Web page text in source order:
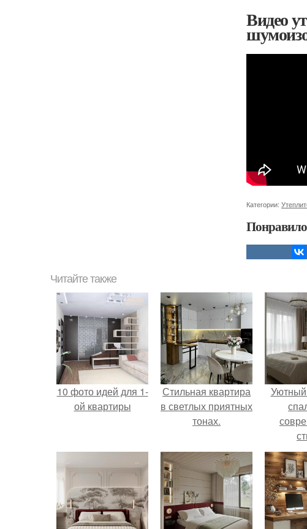
Видео
Категории:
Читайте также
10 фото идей для 1-
ой квартиры
Стильная квартира
в светлых приятных
тонах.
Уютный